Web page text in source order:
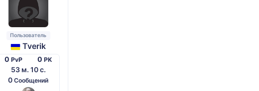
Пользователь
Tverik
0PvP 0PK
53 м. 10 с.
0Сообщений